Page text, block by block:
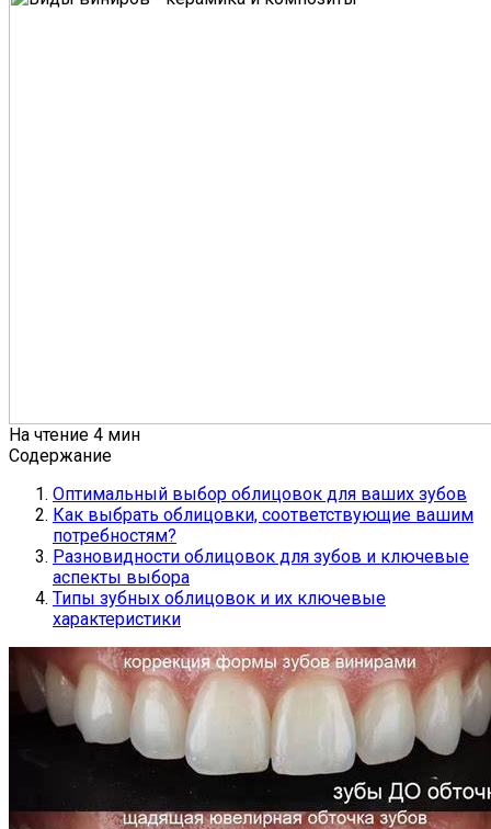
На чтение 4 мин
Содержание
Оптимальный выбор облицовок для ваших зубов
Как выбрать облицовки, соответствующие вашим
потребностям?
Разновидности облицовок для зубов и ключевые
аспекты выбора
Типы зубных облицовок и их ключевые
характеристики